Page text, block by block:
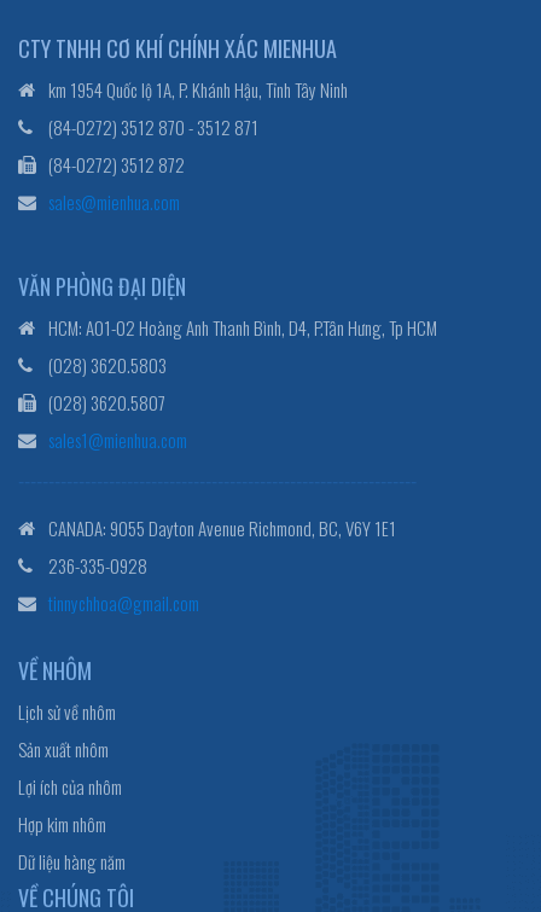
CTY TNHH CƠ KHÍ CHÍNH XÁC MIENHUA
km 1954 Quốc lộ 1A, P. Khánh Hậu, Tỉnh Tây Ninh
(84-0272) 3512 870 - 3512 871
(84-0272) 3512 872
sales@mienhua.com
VĂN PHÒNG ĐẠI DIỆN
HCM: A01-02 Hoàng Anh Thanh Bình, D4, P.Tân Hưng, Tp HCM
(028) 3620.5803
(028) 3620.5807
sales1@mienhua.com
------------------------------------------------------------------
CANADA: 9055 Dayton Avenue Richmond, BC, V6Y 1E1
236-335-0928
tinnychhoa@gmail.com
VỀ NHÔM
Lịch sử về nhôm
Sản xuất nhôm
Lợi ích của nhôm
Hợp kim nhôm
Dữ liệu hàng năm
VỀ CHÚNG TÔI